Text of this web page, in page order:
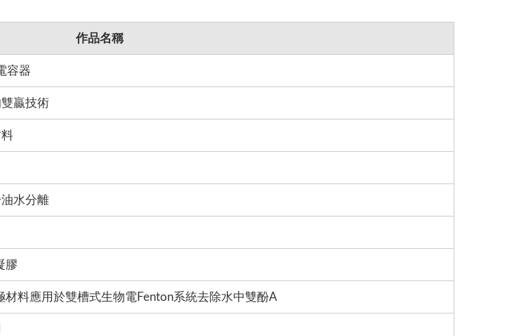
作品名稱
容器
贏技術
水分離
膠
料應用於雙槽式生物電Fenton系統去除水中雙酚A